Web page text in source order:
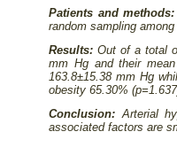
Patients and methods:
random sampling
Results: Out of a total
mm Hg and their
163.8±15.38 mm Hg
obesity 65.30%
Conclusion: Arterial
associated factors are